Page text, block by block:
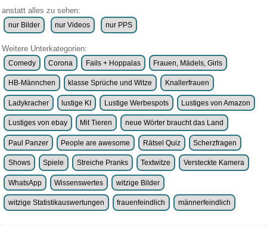
anstatt alles zu sehen:
nur Bilder nur Videos nur PPS
Weitere Unterkategorien:
Comedy Corona Fails + Hoppalas Frauen, Mädels, Girls
HB-Männchen klasse Sprüche und Witze Knallerfrauen
Ladykracher lustige KI Lustige Werbespots Lustiges von Amazon
Lustiges von ebay Mit Tieren neue Wörter braucht das Land
Paul Panzer People are awesome Rätsel Quiz Scherzfragen
Shows Spiele Streiche Pranks Textwitze Versteckte Kamera
WhatsApp Wissenswertes witzige Bilder
witzige Statistikauswertungen frauenfeindlich männerfeindlich